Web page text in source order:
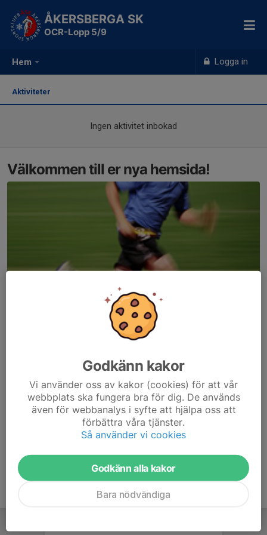
Hem Logga in
ÅKERSBERGA SK
OCR-Lopp 5/9
Aktiviteter
Ingen aktivitet inbokad
Välkommen till er nya hemsida!
Här hamnar automatiskt de senaste nyheterna på hemsidan. För
att kunna börja administrera hemsidan loggar du in högst upp till
höger.
Godkänn kakor
Vi använder oss av kakor (cookies) för att vår
webbplats ska fungera bra för dig. De används
även för webbanalys i syfte att hjälpa oss att
förbättra våra tjänster.
Så använder vi cookies
Godkänn alla kakor
Bara nödvändiga